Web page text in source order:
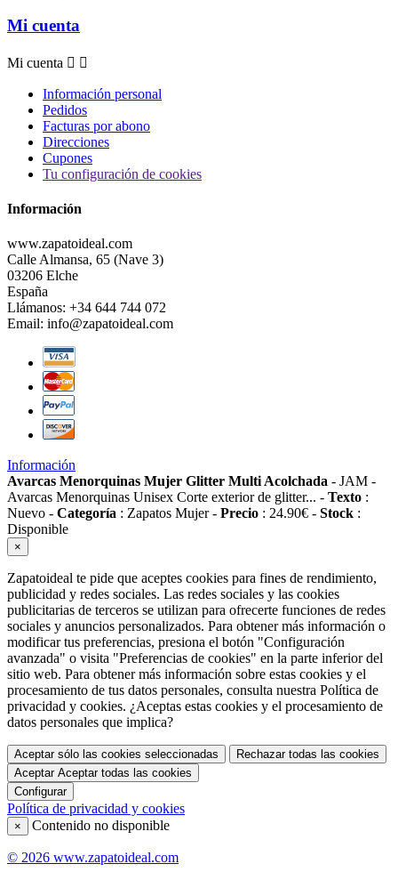
Mi cuenta
Mi cuenta  
Información personal
Pedidos
Facturas por abono
Direcciones
Cupones
Tu configuración de cookies
Información
www.zapatoideal.com
Calle Almansa, 65 (Nave 3)
03206 Elche
España
Llámanos: +34 644 744 072
Email: info@zapatoideal.com
Información
Avarcas Menorquinas Mujer Glitter Multi Acolchada - JAM -
Avarcas Menorquinas Unisex Corte exterior de glitter... - Texto :
Nuevo - Categoría : Zapatos Mujer- Precio : 24.90€ - Stock :
Disponible
×
Zapatoideal te pide que aceptes cookies para fines de rendimiento,
publicidad y redes sociales. Las redes sociales y las cookies
publicitarias de terceros se utilizan para ofrecerte funciones de redes
sociales y anuncios personalizados. Para obtener más información o
modificar tus preferencias, presiona el botón "Configuración
avanzada" o visita "Preferencias de cookies" en la parte inferior del
sitio web. Para obtener más información sobre estas cookies y el
procesamiento de tus datos personales, consulta nuestra Política de
privacidad y cookies. ¿Aceptas estas cookies y el procesamiento de
datos personales que implica?
Aceptar sólo las cookies seleccionadas
Rechazar todas las cookies
Aceptar Aceptar todas las cookies
Configurar
Política de privacidad y cookies
× Contenido no disponible
© 2026 www.zapatoideal.com